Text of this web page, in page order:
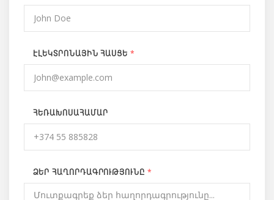
ԷԼԵԿՏՐՈՆԱՅԻՆ ՀԱՍՑԵ*
ՀԵՌԱԽՈՍԱՀԱՄԱՐ
ՁԵՐ ՀԱՂՈՐԴԱԳՐՈՒԹՅՈՒՆԸ*